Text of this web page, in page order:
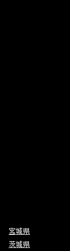
宮城県
茨城県